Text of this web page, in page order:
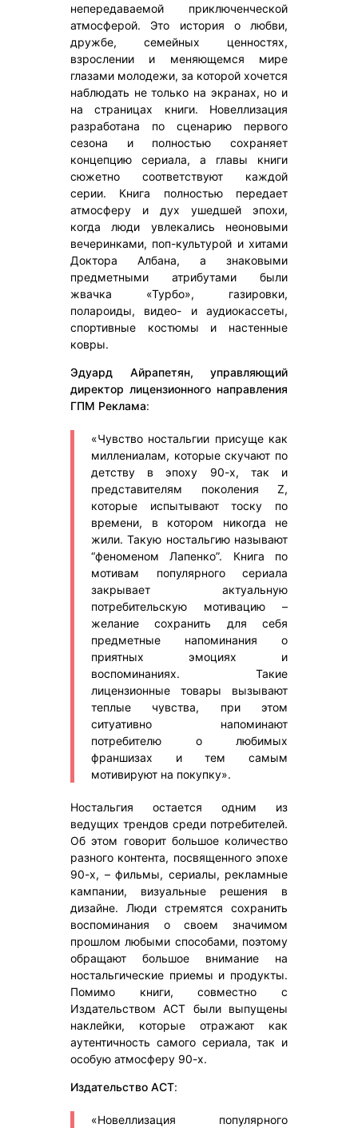
непередаваемой приключенческой
атмосферой. Это история о любви,
дружбе, семейных ценностях,
взрослении и меняющемся мире
глазами молодежи, за которой хочется
наблюдать не только на экранах, но и
на страницах книги. Новеллизация
разработана по сценарию первого
сезона и полностью сохраняет
концепцию сериала, а главы книги
сюжетно соответствуют каждой
серии. Книга полностью передает
атмосферу и дух ушедшей эпохи,
когда люди увлекались неоновыми
вечеринками, поп-культурой и хитами
Доктора Албана, а знаковыми
предметными атрибутами были
жвачка «Турбо», газировки,
полароиды, видео- и аудиокассеты,
спортивные костюмы и настенные
ковры.
Эдуард Айрапетян, управляющий
директор лицензионного направления
ГПМ Реклама:
«Чувство ностальгии присуще как
миллениалам, которые скучают по
детству в эпоху 90-х, так и
представителям поколения Z,
которые испытывают тоску по
времени, в котором никогда не
жили. Такую ностальгию называют
“феноменом Лапенко”. Книга по
мотивам популярного сериала
закрывает актуальную
потребительскую мотивацию –
желание сохранить для себя
предметные напоминания о
приятных эмоциях и
воспоминаниях. Такие
лицензионные товары вызывают
теплые чувства, при этом
ситуативно напоминают
потребителю о любимых
франшизах и тем самым
мотивируют на покупку».
Ностальгия остается одним из
ведущих трендов среди потребителей.
Об этом говорит большое количество
разного контента, посвященного эпохе
90-х, – фильмы, сериалы, рекламные
кампании, визуальные решения в
дизайне. Люди стремятся сохранить
воспоминания о своем значимом
прошлом любыми способами, поэтому
обращают большое внимание на
ностальгические приемы и продукты.
Помимо книги, совместно с
Издательством АСТ были выпущены
наклейки, которые отражают как
аутентичность самого сериала, так и
особую атмосферу 90-х.
Издательство АСТ:
«Новеллизация популярного